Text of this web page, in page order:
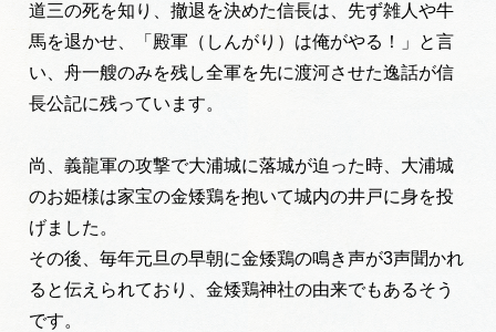
運営組織
広告掲載
サイトポリシー
道三の死を知り、撤退を決めた信長は、 先ず雑人や牛
馬を退かせ、「 殿軍（しんがり）は俺がやる！」と言
い、舟一艘のみを残し全軍を先に渡河させた逸話が信
長公記に残っています。
尚、義龍軍の攻撃で大浦城に落城が迫った時、大浦城
のお姫様は家宝の金矮鶏を抱いて城内の井戸に身を投
げました。
その後、毎年元旦の早朝に金矮鶏の鳴き声が3声聞かれ
ると伝えられており、金矮鶏神社の由来でもあるそう
です。